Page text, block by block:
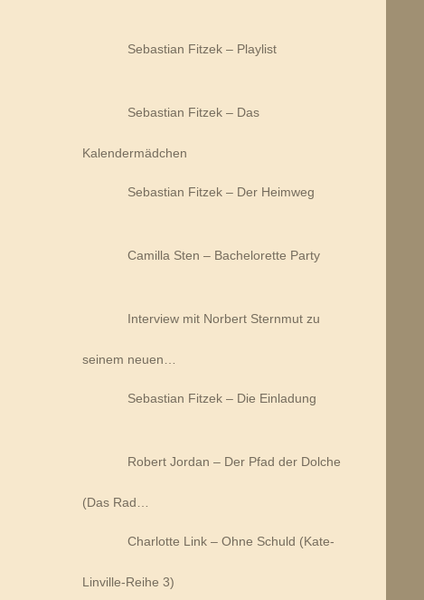
Sebastian Fitzek – Playlist
Sebastian Fitzek – Das
Kalendermädchen
Sebastian Fitzek – Der Heimweg
Camilla Sten – Bachelorette Party
Interview mit Norbert Sternmut zu
seinem neuen…
Sebastian Fitzek – Die Einladung
Robert Jordan – Der Pfad der Dolche
(Das Rad…
Charlotte Link – Ohne Schuld (Kate-
Linville-Reihe 3)